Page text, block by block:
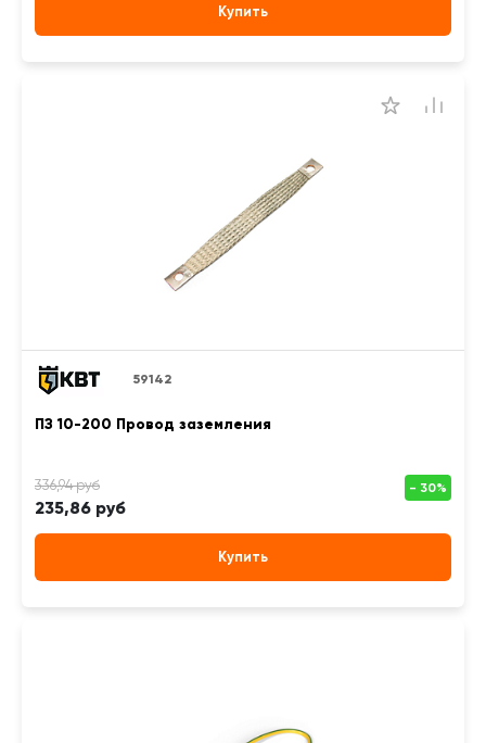
Купить
59142
ПЗ 10-200 Провод заземления
235,86 руб
Купить